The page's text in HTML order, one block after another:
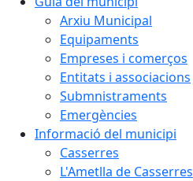
Arxiu Municipal
Equipaments
Empreses i comerços
Entitats i associacions
Submnistraments
Emergències
Informació del municipi
Casserres
L'Ametlla de Casserres